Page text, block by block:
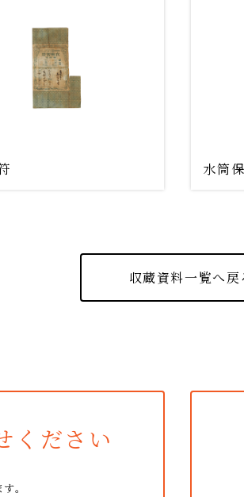
水筒
収蔵資料一覧へ戻
ください
。